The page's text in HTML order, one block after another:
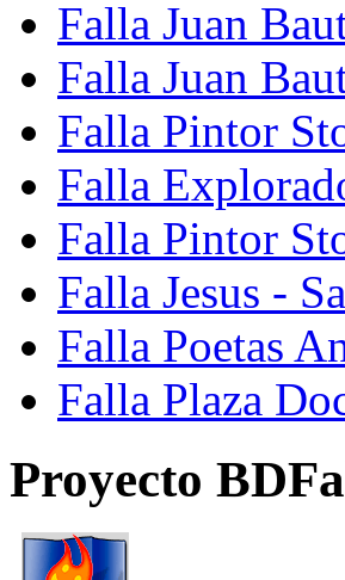
Falla Juan
Falla Juan
Falla Pintor
Falla
Falla Pintor
Falla Jesus -
Falla Poetas
Falla Plaza
Proyecto